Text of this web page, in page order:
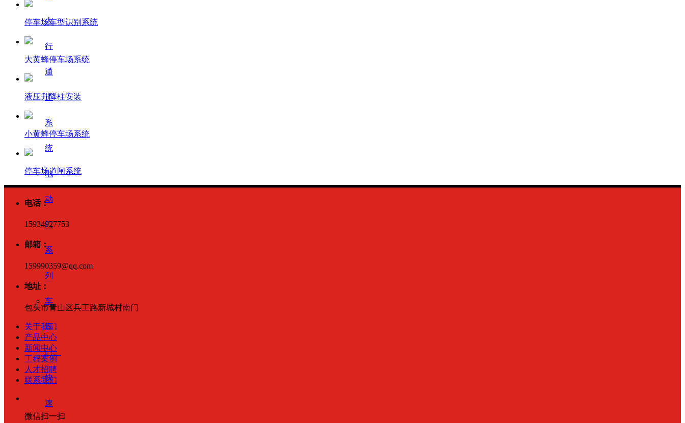
人
行
通
道
系
统
电
动
门
系
列
车
库
门、
快
速
停车场车型识别系统
大黄蜂停车场系统
液压升降柱安装
小黄蜂停车场系统
停车场道闸系统
电话：
15934927753
邮箱：
159990359@qq.com
地址：
包头市青山区兵工路新城村南门
关于我们
产品中心
新闻中心
工程案例
人才招聘
联系我们
微信扫一扫